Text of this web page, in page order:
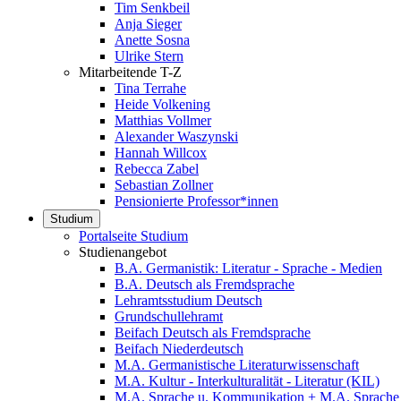
Tim Senkbeil
Anja Sieger
Anette Sosna
Ulrike Stern
Mitarbeitende T-Z
Tina Terrahe
Heide Volkening
Matthias Vollmer
Alexander Waszynski
Hannah Willcox
Rebecca Zabel
Sebastian Zollner
Pensionierte Professor*innen
Studium
Portalseite Studium
Studienangebot
B.A. Germanistik: Literatur - Sprache - Medien
B.A. Deutsch als Fremdsprache
Lehramtsstudium Deutsch
Grundschullehramt
Beifach Deutsch als Fremdsprache
Beifach Niederdeutsch
M.A. Germanistische Literaturwissenschaft
M.A. Kultur - Interkulturalität - Literatur (KIL)
M.A. Sprache u. Kommunikation + M.A.